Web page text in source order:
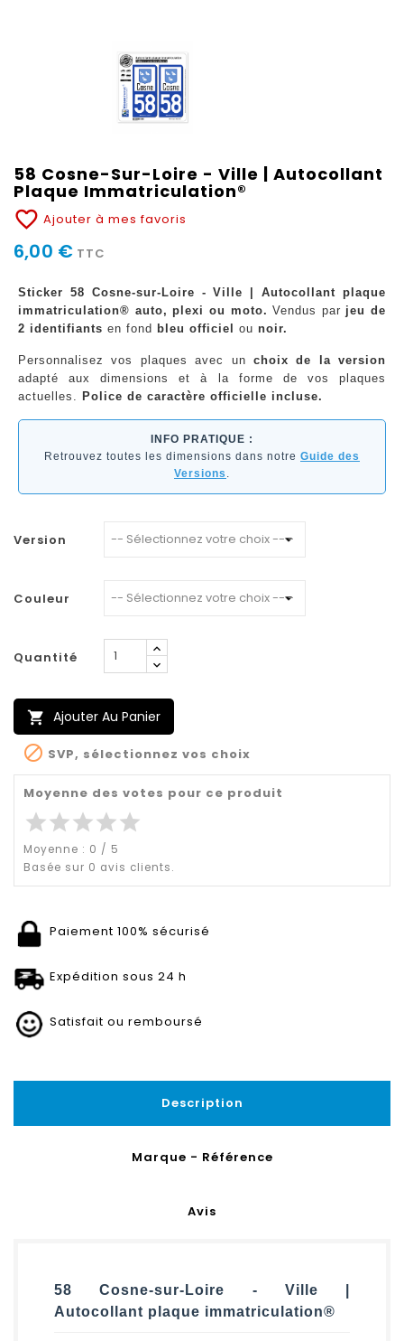
58 Cosne-Sur-Loire - Ville | Autocollant
Plaque Immatriculation®
favorite_border Ajouter à mes favoris
6,00 € TTC
Sticker 58 Cosne-sur-Loire - Ville | Autocollant plaque
immatriculation® auto, plexi ou moto. Vendus par jeu de
2 identifiants en fond bleu officiel ou noir.
Personnalisez vos plaques avec un choix de la version
adapté aux dimensions et à la forme de vos plaques
actuelles. Police de caractère officielle incluse.
INFO PRATIQUE :
Retrouvez toutes les dimensions dans notre Guide des
Versions .
Version
Couleur
Quantité
 Ajouter Au Panier
 SVP, sélectionnez vos choix
Moyenne des votes pour ce produit
starstarstarstarstar
Moyenne : 0 / 5
Basée sur 0 avis clients.
Paiement 100% sécurisé
Expédition sous 24 h
Satisfait ou remboursé
Description
Marque - Référence
Avis
58 Cosne-sur-Loire - Ville |
Autocollant plaque immatriculation®